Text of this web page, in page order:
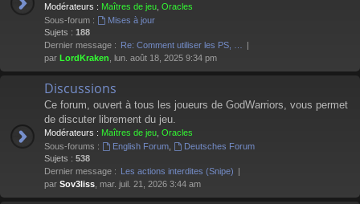
Modérateurs : Maîtres de jeu Oracles
Sous-forum :
Mises à jour
Sujets : 188
Dernier message : Re: Comment utiliser les PS, …
par LordKraken , lun. août 18, 2025 9:34 pm
Discussions
Ce forum, ouvert à tous les joueurs de GodWarriors, vous permet
de discuter librement du jeu.
Modérateurs : Maîtres de jeu Oracles
Sous-forums :
English Forum,
Deutsches Forum
Sujets : 538
Dernier message : Les actions interdites (Snipe)
par Sov3liss , mar. juil. 21, 2026 3:44 am